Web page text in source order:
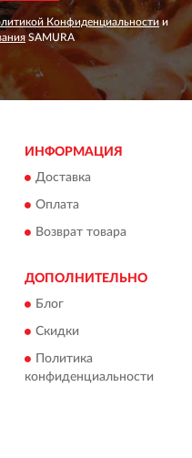
Конфиденциальности и
SAMURA
ИНФОРМАЦИЯ
Доставка
Оплата
Возврат товара
ДОПОЛНИТЕЛЬНО
Блог
Скидки
Политика
конфиденциальности